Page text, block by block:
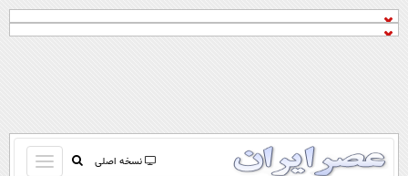
نسخه اصلی
باز